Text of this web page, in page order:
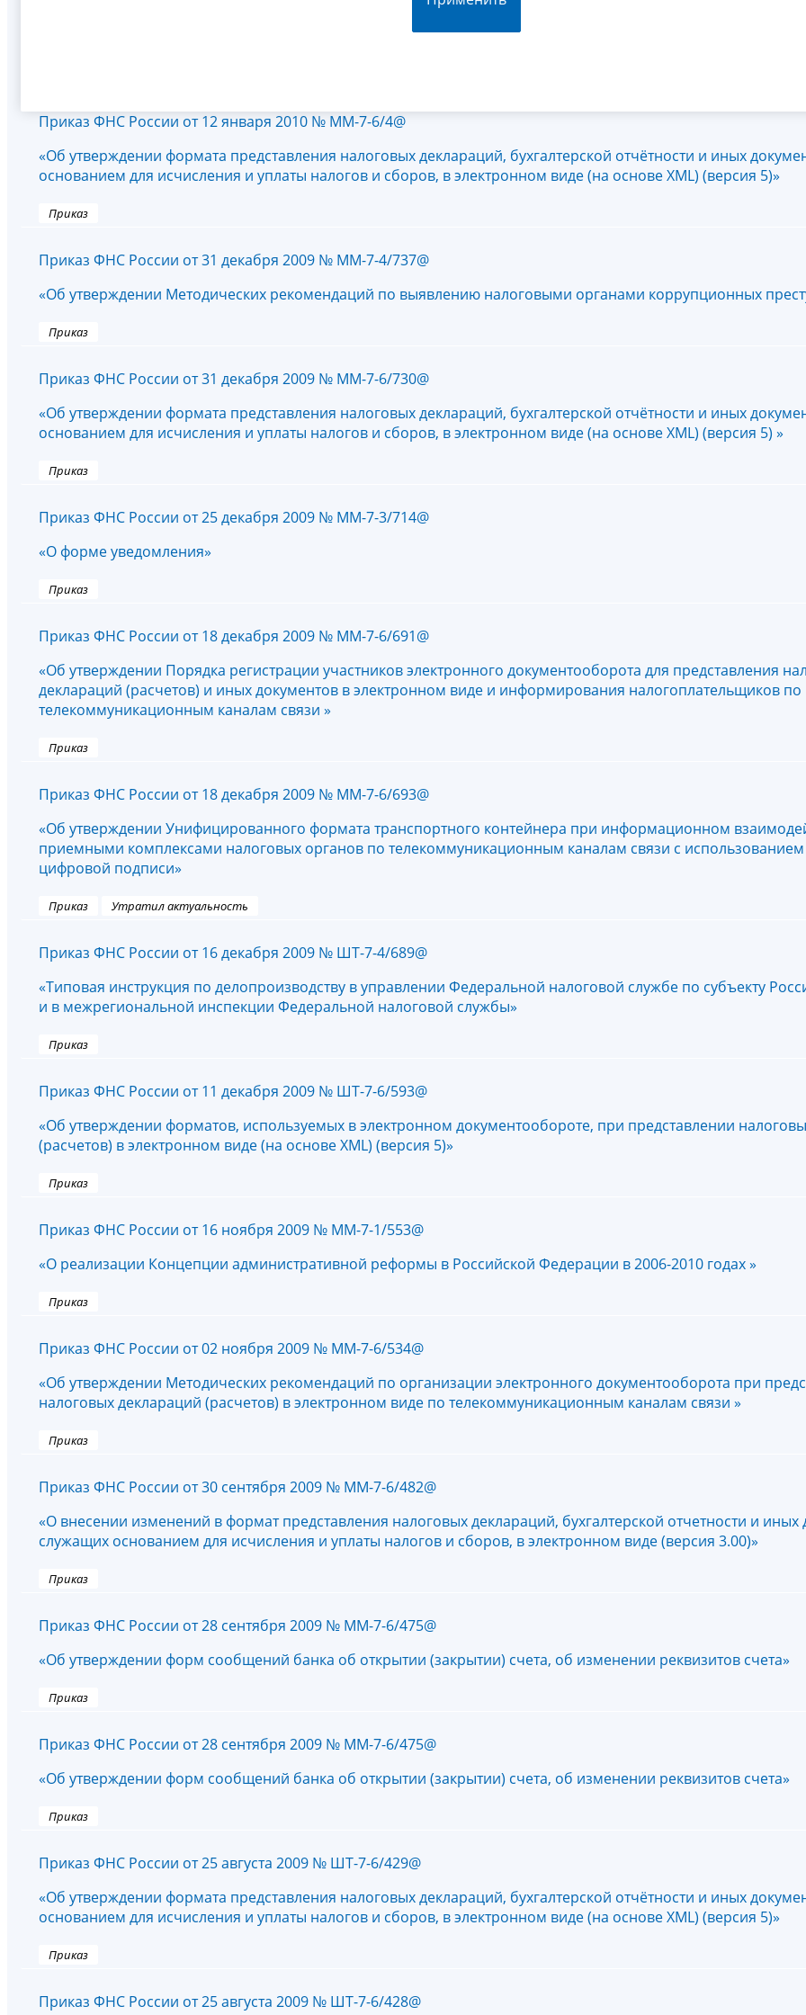
Приказ ФНС России от 12 января 2010 № ММ-7-6/4@
«Об утверждении формата представления налоговых деклараций, бухгалтерской отчётности и иных
основанием для исчисления и уплаты налогов и сборов, в электронном виде (на основе XML) (версия 5)»
Приказ
Приказ ФНС России от 31 декабря 2009 № ММ-7-4/737@
«Об утверждении Методических рекомендаций по выявлению налоговыми органами коррупционных
Приказ
Приказ ФНС России от 31 декабря 2009 № ММ-7-6/730@
«Об утверждении формата представления налоговых деклараций, бухгалтерской отчётности и иных
основанием для исчисления и уплаты налогов и сборов, в электронном виде (на основе XML) (версия 5) »
Приказ
Приказ ФНС России от 25 декабря 2009 № ММ-7-3/714@
«О форме уведомления»
Приказ
Приказ ФНС России от 18 декабря 2009 № ММ-7-6/691@
«Об утверждении Порядка регистрации участников электронного документооборота для представления
деклараций (расчетов) и иных документов в электронном виде и информирования налогоплательщиков по
телекоммуникационным каналам связи »
Приказ
Приказ ФНС России от 18 декабря 2009 № ММ-7-6/693@
«Об утверждении Унифицированного формата транспортного контейнера при информационном
приемными комплексами налоговых органов по телекоммуникационным каналам связи с использованием
цифровой подписи»
Приказ Утратил актуальность
Приказ ФНС России от 16 декабря 2009 № ШТ-7-4/689@
«Типовая инструкция по делопроизводству в управлении Федеральной налоговой службе по субъекту
и в межрегиональной инспекции Федеральной налоговой службы»
Приказ
Приказ ФНС России от 11 декабря 2009 № ШТ-7-6/593@
«Об утверждении форматов, используемых в электронном документообороте, при представлении
(расчетов) в электронном виде (на основе XML) (версия 5)»
Приказ
Приказ ФНС России от 16 ноября 2009 № ММ-7-1/553@
«О реализации Концепции административной реформы в Российской Федерации в 2006-2010 годах »
Приказ
Приказ ФНС России от 02 ноября 2009 № ММ-7-6/534@
«Об утверждении Методических рекомендаций по организации электронного документооборота при
налоговых деклараций (расчетов) в электронном виде по телекоммуникационным каналам связи »
Приказ
Приказ ФНС России от 30 сентября 2009 № ММ-7-6/482@
«О внесении изменений в формат представления налоговых деклараций, бухгалтерской отчетности и иных
служащих основанием для исчисления и уплаты налогов и сборов, в электронном виде (версия 3.00)»
Приказ
Приказ ФНС России от 28 сентября 2009 № ММ-7-6/475@
«Об утверждении форм сообщений банка об открытии (закрытии) счета, об изменении реквизитов счета»
Приказ
Приказ ФНС России от 28 сентября 2009 № ММ-7-6/475@
«Об утверждении форм сообщений банка об открытии (закрытии) счета, об изменении реквизитов счета»
Приказ
Приказ ФНС России от 25 августа 2009 № ШТ-7-6/429@
«Об утверждении формата представления налоговых деклараций, бухгалтерской отчётности и иных
основанием для исчисления и уплаты налогов и сборов, в электронном виде (на основе XML) (версия 5)»
Приказ
Приказ ФНС России от 25 августа 2009 № ШТ-7-6/428@